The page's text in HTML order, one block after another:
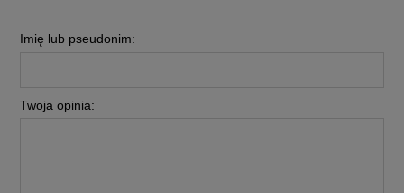
Imię lub pseudonim:
Twoja opinia: